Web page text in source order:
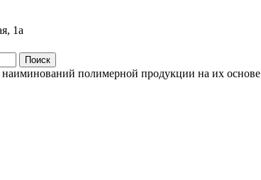
1а
Поиск
полимерной продукции на их основе